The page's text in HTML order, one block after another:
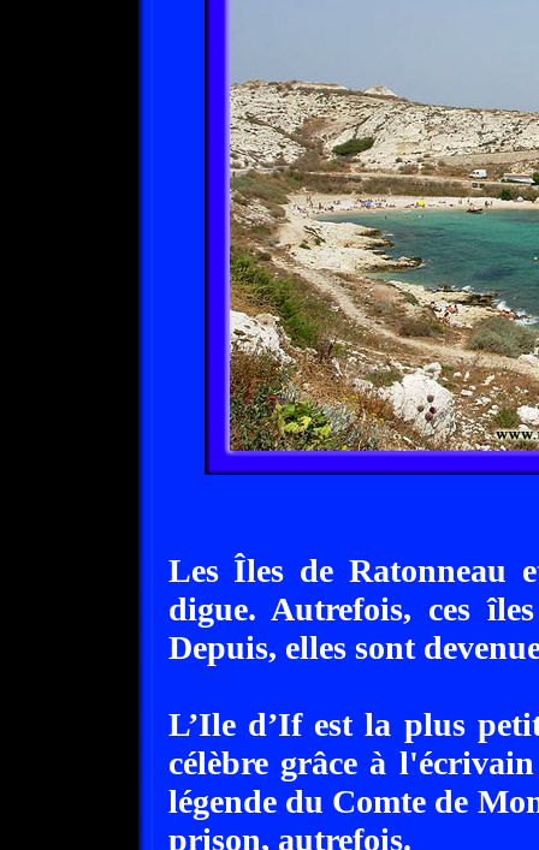
Les Îles de Ratonneau
digue. Autrefois, ces
Depuis, elles sont
L’Ile d’If est la plus
célèbre grâce à
légende du Comte de
prison, autrefois.